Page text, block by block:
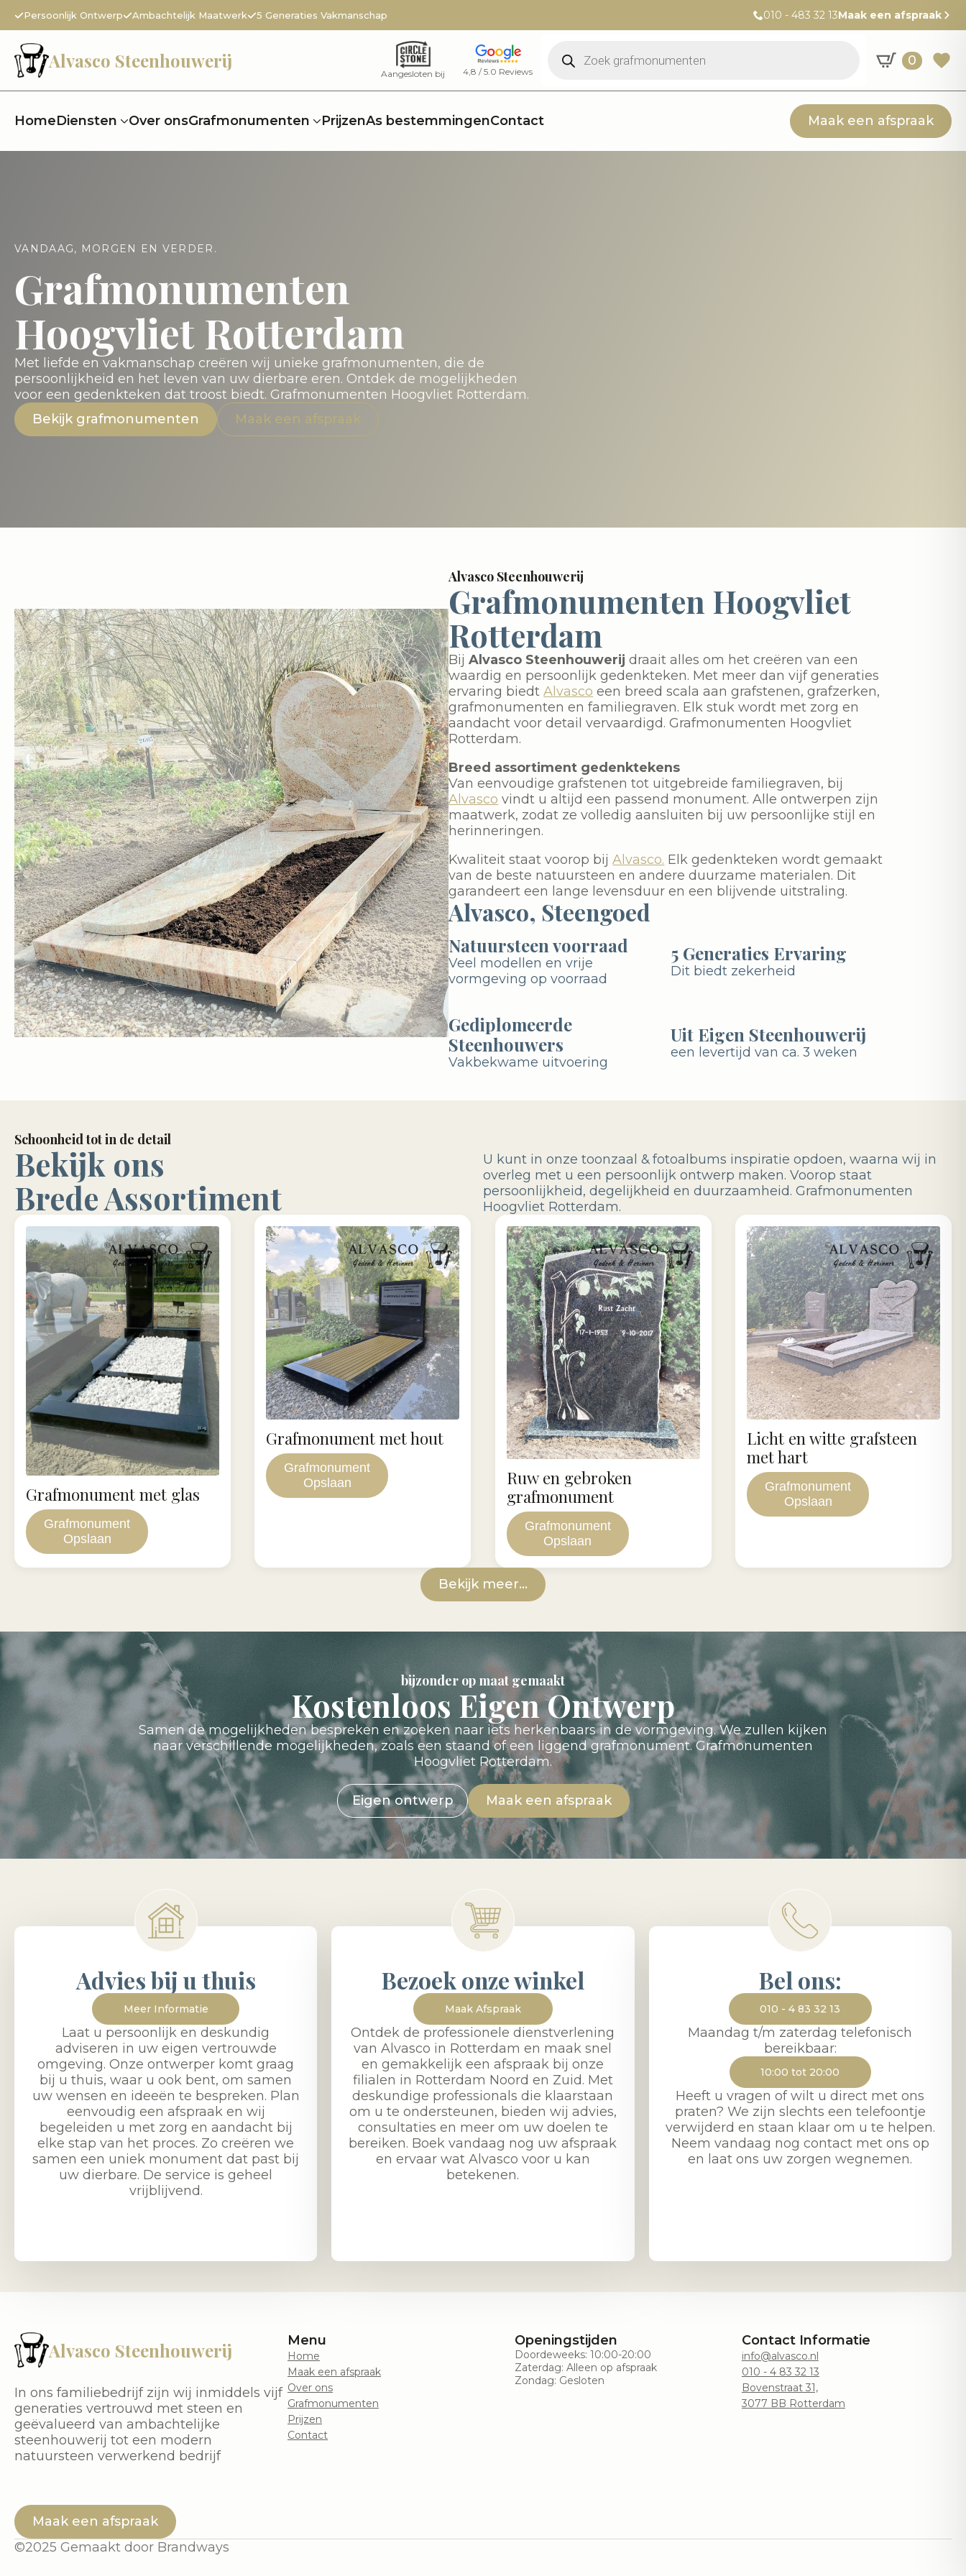
Persoonlijk Ontwerp Ambachtelijk Maatwerk 5 Generaties Vakmanschap 010 - 483 32 13Maak een afspraak
Alvasco Steenhouwerij
Aangesloten bij 4,8 / 5.0 Reviews
zoeken
0
HomeDiensten Over onsGrafmonumenten PrijzenAs bestemmingenContact Maak een afspraak
VANDAAG, MORGEN EN VERDER.
Grafmonumenten
Hoogvliet Rotterdam
Met liefde en vakmanschap creëren wij unieke grafmonumenten, die de
persoonlijkheid en het leven van uw dierbare eren. Ontdek de mogelijkheden
voor een gedenkteken dat troost biedt. Grafmonumenten Hoogvliet Rotterdam.
Bekijk grafmonumenten
Maak een afspraak
Alvasco Steenhouwerij
Grafmonumenten Hoogvliet
Rotterdam
BijAlvasco Steenhouwerij draait alles om het creëren van een
waardig en persoonlijk gedenkteken. Met meer dan vijf generaties
ervaring biedtAlvasco een breed scala aan grafstenen, grafzerken,
grafmonumenten en familiegraven. Elk stuk wordt met zorg en
aandacht voor detail vervaardigd. Grafmonumenten Hoogvliet
Rotterdam.
Breed assortiment gedenktekens
Van eenvoudige grafstenen tot uitgebreide familiegraven, bij
Alvasco vindt u altijd een passend monument. Alle ontwerpen zijn
maatwerk, zodat ze volledig aansluiten bij uw persoonlijke stijl en
herinneringen.
Kwaliteit staat voorop bijAlvasco. Elk gedenkteken wordt gemaakt
van de beste natuursteen en andere duurzame materialen. Dit
garandeert een lange levensduur en een blijvende uitstraling.
Alvasco, Steengoed
Natuursteen voorraad
Veel modellen en vrije
vormgeving op voorraad
5 Generaties Ervaring
Dit biedt zekerheid
Gediplomeerde
Steenhouwers
Vakbekwame uitvoering
Uit Eigen Steenhouwerij
een levertijd van ca. 3 weken
Schoonheid tot in de detail
Bekijk ons
Brede Assortiment
U kunt in onze toonzaal & fotoalbums inspiratie opdoen, waarna wij in
overleg met u een persoonlijk ontwerp maken. Voorop staat
persoonlijkheid, degelijkheid en duurzaamheid. Grafmonumenten
Hoogvliet Rotterdam.
Grafmonument
Opslaan
Grafmonument met glas
Grafmonument
Opslaan
Grafmonument met hout
Grafmonument
Opslaan
Ruw en gebroken
grafmonument
Grafmonument
Opslaan
Licht en witte grafsteen
met hart
Bekijk meer...
bijzonder op maat gemaakt
Kostenloos Eigen Ontwerp
Samen de mogelijkheden bespreken en zoeken naar iets herkenbaars in de vormgeving. We zullen kijken
naar verschillende mogelijkheden, zoals een staand of een liggend grafmonument. Grafmonumenten
Hoogvliet Rotterdam.
Eigen ontwerp Maak een afspraak
Advies bij u thuis
Meer Informatie
Laat u persoonlijk en deskundig
adviseren in uw eigen vertrouwde
omgeving. Onze ontwerper komt graag
bij u thuis, waar u ook bent, om samen
uw wensen en ideeën te bespreken. Plan
eenvoudig een afspraak en wij
begeleiden u met zorg en aandacht bij
elke stap van het proces. Zo creëren we
samen een uniek monument dat past bij
uw dierbare. De service is geheel
vrijblijvend.
Bezoek onze winkel
Maak Afspraak
Ontdek de professionele dienstverlening
van Alvasco in Rotterdam en maak snel
en gemakkelijk een afspraak bij onze
filialen in Rotterdam Noord en Zuid. Met
deskundige professionals die klaarstaan
om u te ondersteunen, bieden wij advies,
consultaties en meer om uw doelen te
bereiken. Boek vandaag nog uw afspraak
en ervaar wat Alvasco voor u kan
betekenen.
Bel ons:
010 - 4 83 32 13
Maandag t/m zaterdag telefonisch
bereikbaar:
10:00 tot 20:00
Heeft u vragen of wilt u direct met ons
praten? We zijn slechts een telefoontje
verwijderd en staan klaar om u te helpen.
Neem vandaag nog contact met ons op
en laat ons uw zorgen wegnemen.
Alvasco Steenhouwerij
In ons familiebedrijf zijn wij inmiddels vijf
generaties vertrouwd met steen en
geëvalueerd van ambachtelijke
steenhouwerij tot een modern
natuursteen verwerkend bedrijf
Maak een afspraak
Menu
Home
Maak een afspraak
Over ons
Grafmonumenten
Prijzen
Contact
Openingstijden
Doordeweeks: 10:00-20:00
Zaterdag: Alleen op afspraak
Zondag: Gesloten
Contact Informatie
info@alvasco.nl
010 - 4 83 32 13
Bovenstraat 31,
3077 BB Rotterdam
©2025 Gemaakt door Brandways